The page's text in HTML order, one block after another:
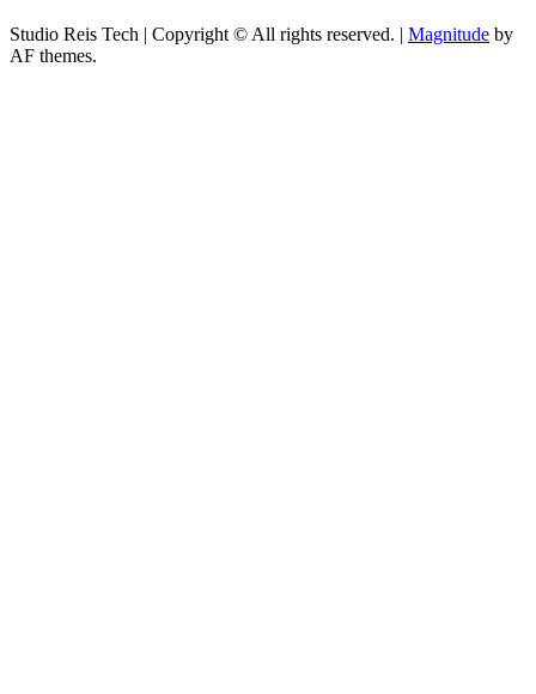
Studio Reis Tech | Copyright © All rights reserved. | Magnitude by
AF themes.